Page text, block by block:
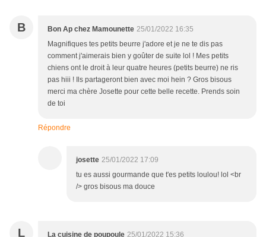
B Bon Ap chez Mamounette 25/01/2022 16:35
Magnifiques tes petits beurre j'adore et je ne te dis pas
comment j'aimerais bien y goûter de suite lol ! Mes petits
chiens ont le droit à leur quatre heures (petits beurre) ne ris
pas hiii ! Ils partageront bien avec moi hein ? Gros bisous
merci ma chère Josette pour cette belle recette. Prends soin
de toi
Répondre
josette 25/01/2022 17:09
tu es aussi gourmande que t'es petits loulou! lol <br
/> gros bisous ma douce
L La cuisine de poupoule 25/01/2022 15:36